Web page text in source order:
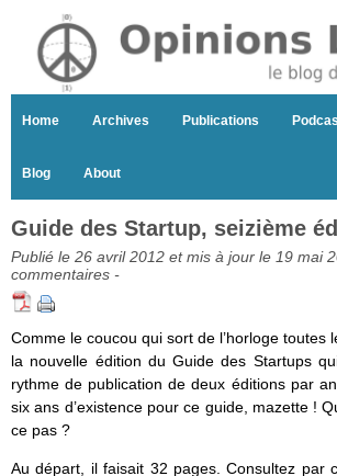
Home Archives Publications
Blog About
Guide des Startup, seizième
Publié le 26 avril 2012 et mis à jour le 19 mai
commentaires -
Comme le coucou qui sort de l’horloge toutes
la nouvelle édition du Guide des Startups
rythme de publication de deux éditions par
six ans d’existence pour ce guide, mazette !
ce pas ?
Au départ, il faisait 32 pages. Consultez par